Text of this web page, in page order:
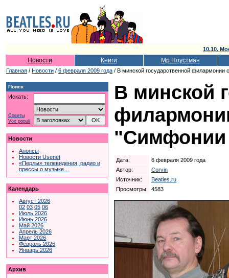
10.10.
Новости Книги Мр.Поустман
Главная / Новости / 6 февраля 2009 года / В минской государственной филармонии
Поиск
Искать:
Советы
Vox populi
Новости
Анонсы
Новости Usenet
«Перлы» телевидения, радио и
прессы о музыке…
Календарь
Август 2026
02 03 05 06
Июль 2026
Июнь 2026
Май 2026
Апрель 2026
Март 2026
Февраль 2026
Январь 2026
Архив
В минской
"Симфонии
Дата:
6 февраля 2009 года
Автор:
Corvin
Источник:
Beatles.ru
Просмотры:
4583